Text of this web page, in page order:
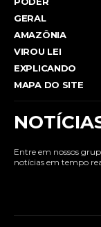
GERAL
AMAZÔNIA
VIROU LEI
EXPLICANDO
MAPA DO SITE
Entre em nossos
notícias em tempo